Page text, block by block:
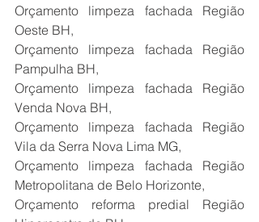
Orçamento limpeza fachada Região
Oeste BH,
Orçamento limpeza fachada Região
Pampulha BH,
Orçamento limpeza fachada Região
Venda Nova BH,
Orçamento limpeza fachada Região
Vila da Serra Nova Lima MG,
Orçamento limpeza fachada Região
Metropolitana de Belo Horizonte,
Orçamento reforma predial Região